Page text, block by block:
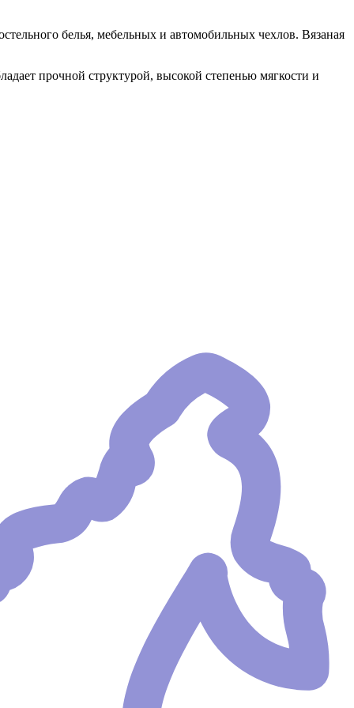
белья, мебельных и автомобильных чехлов. Вязаная
прочной структурой, высокой степенью мягкости и